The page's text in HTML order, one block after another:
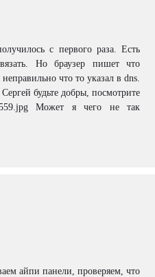
с первого раза. Есть
Но браузер пишет что
что то указал в dns.
будьте добры, посмотрите
Может я чего не так
айпи панели, проверяем, что